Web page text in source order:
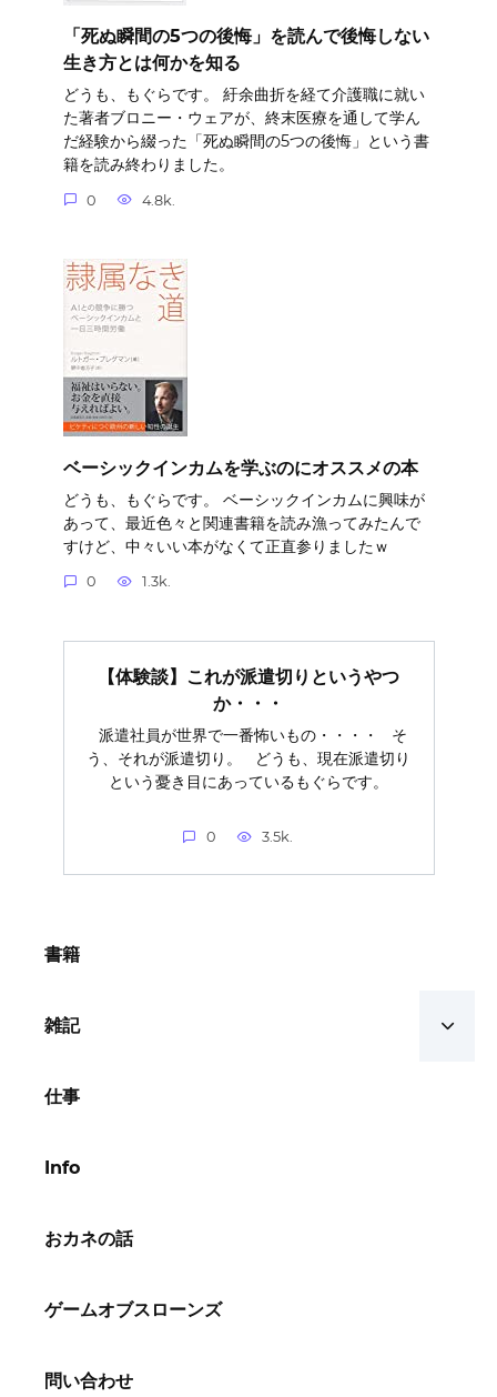
「死ぬ瞬間の5つの後悔」を読んで後悔しない
生き方とは何かを知る
どうも、もぐらです。 紆余曲折を経て介護職に就い
た著者ブロニー・ウェアが、終末医療を通して学ん
だ経験から綴った「死ぬ瞬間の5つの後悔」という書
籍を読み終わりました。
0 4.8k.
ベーシックインカムを学ぶのにオススメの本
どうも、もぐらです。 ベーシックインカムに興味が
あって、最近色々と関連書籍を読み漁ってみたんで
すけど、中々いい本がなくて正直参りましたｗ
0 1.3k.
【体験談】これが派遣切りというやつ
か・・・
派遣社員が世界で一番怖いもの・・・・ そ
う、それが派遣切り。 どうも、現在派遣切り
という憂き目にあっているもぐらです。
0 3.5k.
書籍
雑記
仕事
Info
おカネの話
ゲームオブスローンズ
問い合わせ